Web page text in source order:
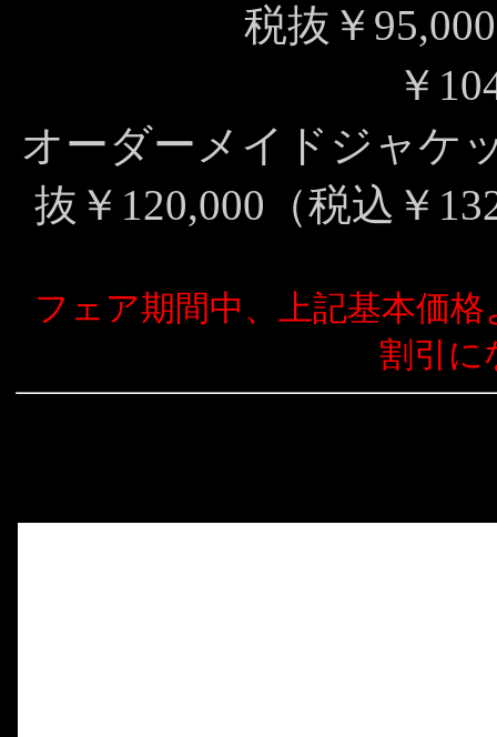
税抜￥
￥
オーダーメイドジャケ
抜￥120,000（税込￥
フェア期間中、上記基本価格
割引に